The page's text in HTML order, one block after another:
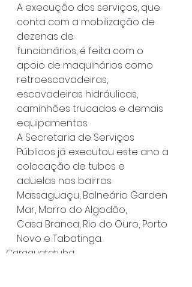
A execução dos serviços, que
conta com a mobilização de
dezenas de
funcionários, é feita com o
apoio de maquinários como
retroescavadeiras,
escavadeiras hidráulicas,
caminhões trucados e demais
equipamentos.
A Secretaria de Serviços
Públicos já executou este ano a
colocação de tubos e
aduelas nos bairros
Massaguaçu, Balneário Garden
Mar, Morro do Algodão,
Casa Branca, Rio do Ouro, Porto
Novo e Tabatinga.
Caraguatatuba